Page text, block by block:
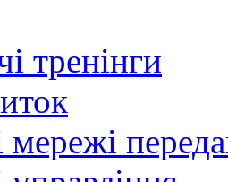
тренінги
мережі